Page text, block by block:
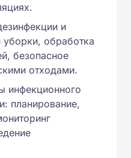
и
уборки, обработка
безопасное
отходами.
инфекционного
планирование,